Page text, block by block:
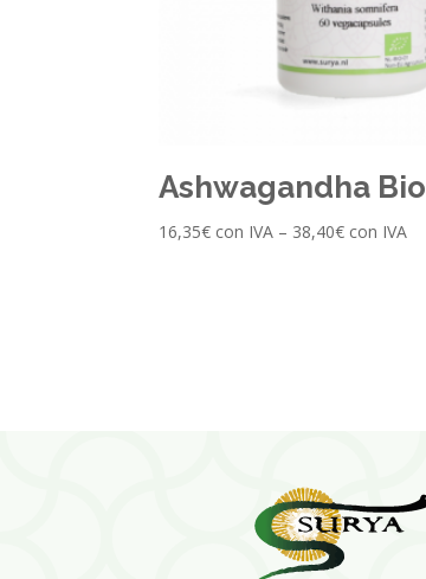
Ashwagandha Bio
16,35€ con IVA – 38,40€ con IVA